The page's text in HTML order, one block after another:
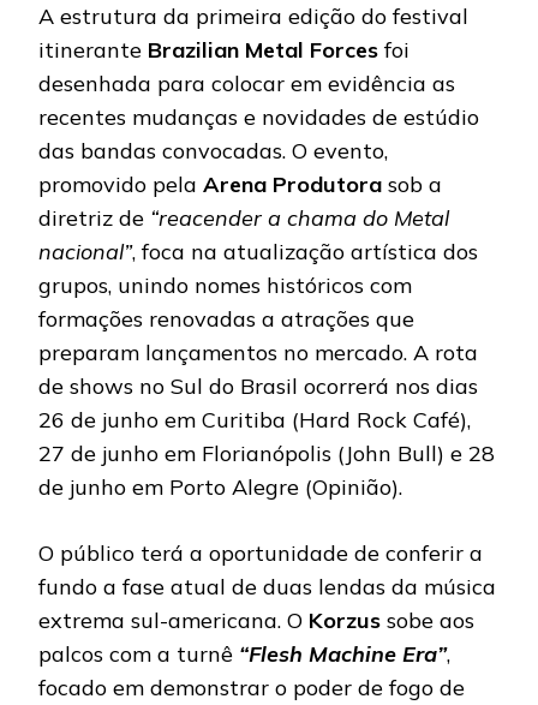
A estrutura da primeira edição do festival
itinerante Brazilian Metal Forcesfoi
desenhada para colocar em evidência as
recentes mudanças e novidades de estúdio
das bandas convocadas. O evento,
promovido pela Arena Produtora sob a
diretriz de “reacender a chama do Metal
nacional”, foca na atualização artística dos
grupos, unindo nomes históricos com
formações renovadas a atrações que
preparam lançamentos no mercado. A rota
de shows no Sul do Brasil ocorrerá nos dias
26 de junho em Curitiba (Hard Rock Café),
27 de junho em Florianópolis (John Bull) e 28
de junho em Porto Alegre (Opinião).
O público terá a oportunidade de conferir a
fundo a fase atual de duas lendas da música
extrema sul-americana. O Korzus sobe aos
palcos com a turnê “Flesh Machine Era”,
focado em demonstrar o poder de fogo de